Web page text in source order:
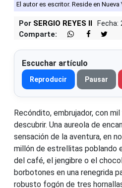
El autor es escritor. Reside en Nueva
Por SERGIO REYES II Fecha:
Comparte:
Escuchar artículo
Reproducir Pausar
Recóndito, embrujador, con
descubrir. Una aureola de
sensación de la aventura, en
millón de estrellitas poblando
del café, el jengibre o el
borbotones en una renegrida
robusto fogón de tres